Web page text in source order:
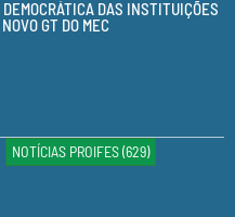
DAS INSTITUIÇÕES
GT DO MEC
NOTÍCIAS PROIFES(629)